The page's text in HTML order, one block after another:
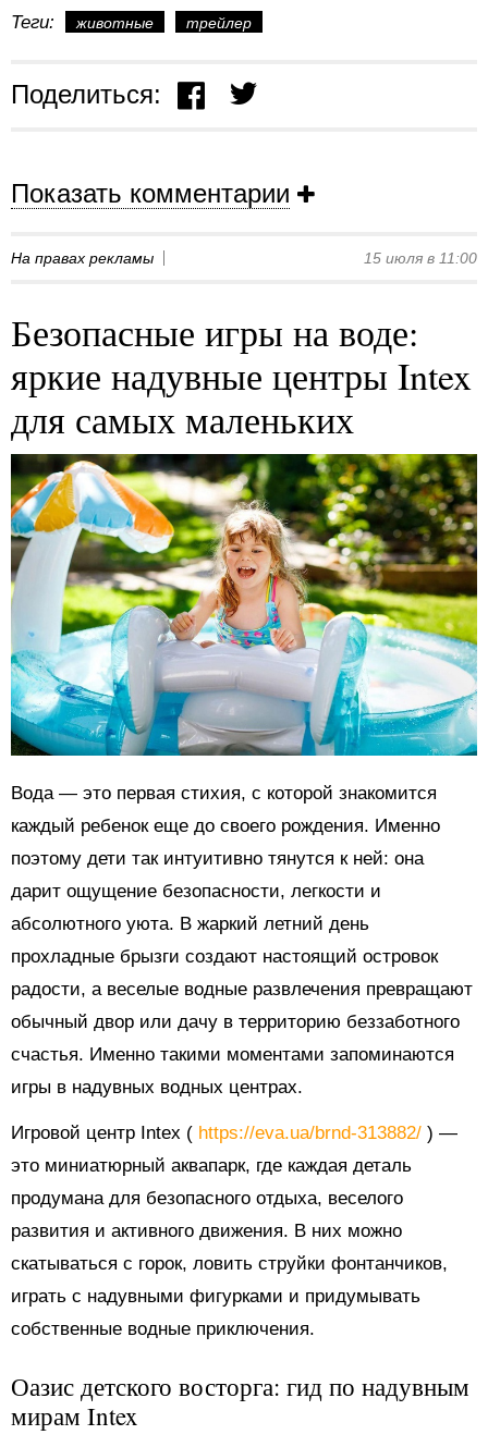
Теги: животные трейлер
Поделиться:
Показать комментарии
На правах рекламы 15 июля в 11:00
Безопасные игры на воде:
яркие надувные центры Intex
для самых маленьких
Вода — это первая стихия, с которой знакомится
каждый ребенок еще до своего рождения. Именно
поэтому дети так интуитивно тянутся к ней: она
дарит ощущение безопасности, легкости и
абсолютного уюта. В жаркий летний день
прохладные брызги создают настоящий островок
радости, а веселые водные развлечения превращают
обычный двор или дачу в территорию беззаботного
счастья. Именно такими моментами запоминаются
игры в надувных водных центрах.
Игровой центр Intex ( https://eva.ua/brnd-313882/ ) —
это миниатюрный аквапарк, где каждая деталь
продумана для безопасного отдыха, веселого
развития и активного движения. В них можно
скатываться с горок, ловить струйки фонтанчиков,
играть с надувными фигурками и придумывать
собственные водные приключения.
Оазис детского восторга: гид по надувным
мирам Intex